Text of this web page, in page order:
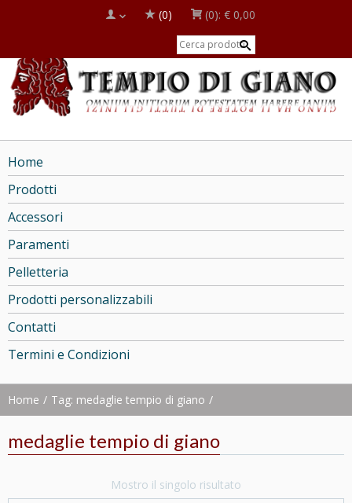
(0) (0): € 0,00
Home
Prodotti
Accessori
Paramenti
Pelletteria
Prodotti personalizzabili
Contatti
Termini e Condizioni
Home Tag: medaglie tempio di giano
medaglie tempio di giano
Mostro il singolo risultato